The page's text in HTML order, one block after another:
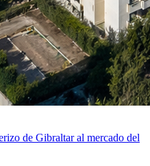
de Gibraltar al mercado del